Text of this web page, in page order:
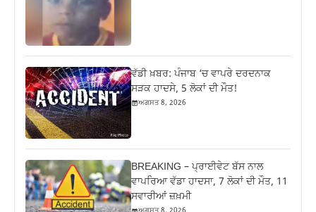
ਵੱਡੀ ਖ਼ਬਰ: ਪੰਜਾਬ ‘ਚ ਵਾਪਰੇ ਦਰਦਨਾਕ
ਸੜਕ ਹਾਦਸੇ, 5 ਲੋਕਾਂ ਦੀ ਮੌਤ!
ਅਗਸਤ 8, 2026
BREAKING – ਪ੍ਰਾਈਵੇਟ ਬੱਸ ਨਾਲ
ਵਾਪਰਿਆ ਵੱਡਾ ਹਾਦਸਾ, 7 ਲੋਕਾਂ ਦੀ ਮੌਤ, 11
ਸਵਾਰੀਆਂ ਜ਼ਖ਼ਮੀ